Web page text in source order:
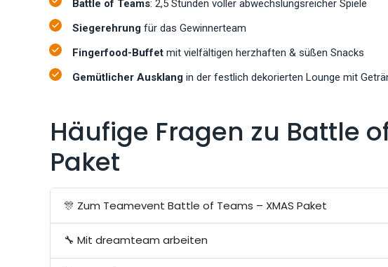
Battle of Teams: 2,5 Stunden voller abwechslungsreicher Spiele
Siegerehrungfür das Gewinnerteam
Fingerfood-Buffet mit vielfältigen herzhaften & süßen Snacks
Gemütlicher Ausklangin der festlich dekorierten Lounge mit
Häufige Fragen zu Battle
Paket
🎊 Zum Teamevent Battle of Teams – XMAS Paket
🔧 Mit dreamteam arbeiten